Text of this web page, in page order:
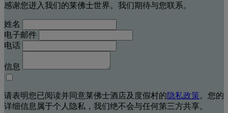
感谢您进入我们的莱佛士世界。我们期待与您联系。
姓名
电子邮件
电话
信息
请表明您已阅读并同意莱佛士酒店及度假村的隐私政策。您的
详细信息属于个人隐私，我们绝不会与任何第三方共享。